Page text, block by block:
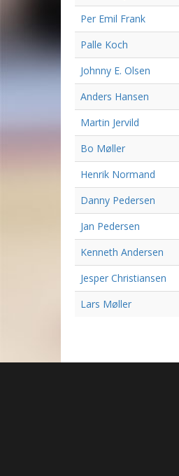
Per Emil Frank
Palle Koch
Johnny E. Olsen
Anders Hansen
Martin Jervild
Bo Møller
Henrik Normand
Danny Pedersen
Jan Pedersen
Kenneth Andersen
Jesper Christiansen
Lars Møller